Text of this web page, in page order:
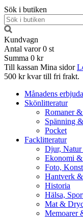
Sök i butiken
Kundvagn
Antal varor 0 st
Summa 0 kr
Till kassan Mina sidor
500 kr kvar till fri frakt.
Månadens
Skönlitteratur
Romaner
Spänning
Pocket
Facklitteratur
Djur, Natur
Ekonomi &
Foto,
Hantverk
Historia
Hälsa,
Mat &
Memoarer